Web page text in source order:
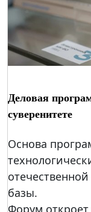
Деловая
суверенитете
Основа
базы.
Форум откроет